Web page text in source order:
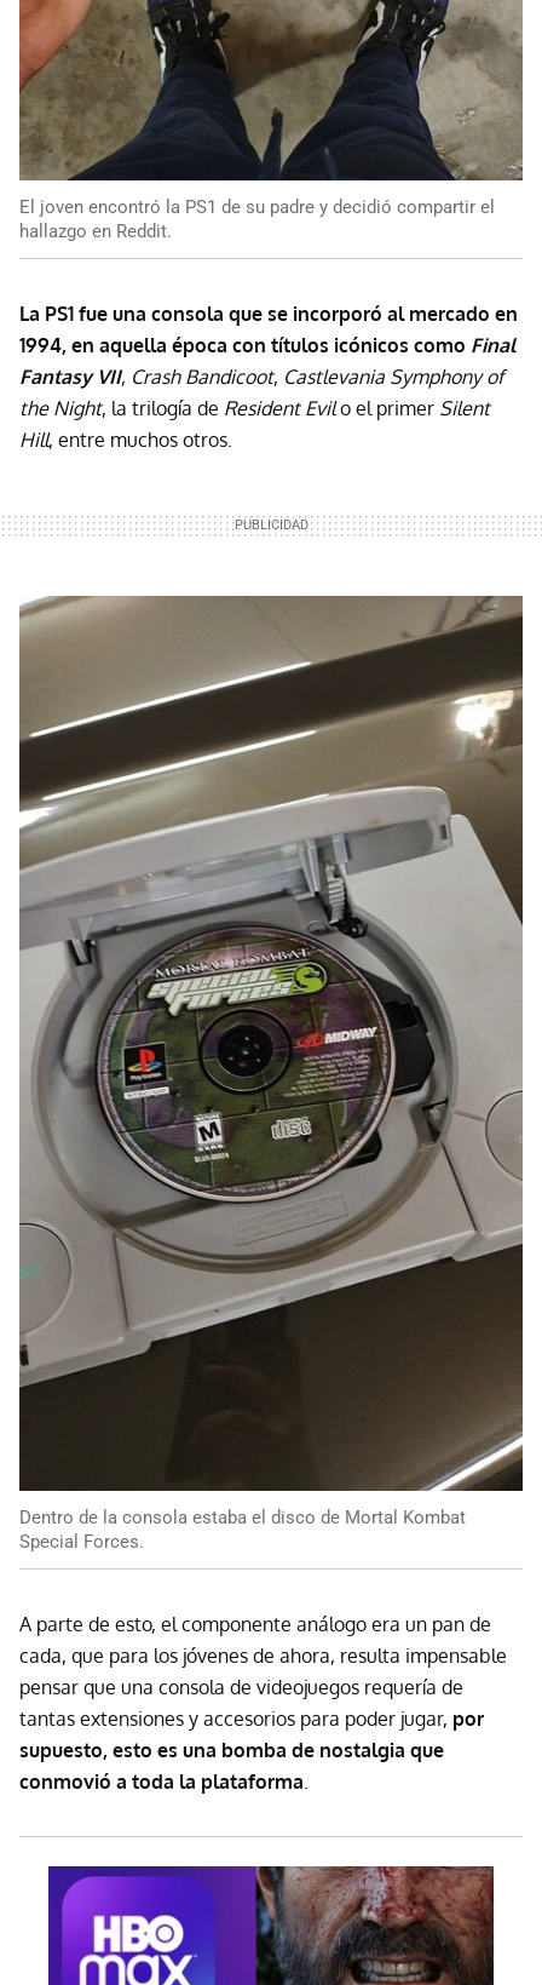
El joven encontró la PS1 de su padre y decidió compartir el
hallazgo en Reddit.
La PS1 fue una consola que se incorporó al mercado en
1994, en aquella época con títulos icónicos como Final
Fantasy VII, Crash Bandicoot, Castlevania Symphony of
the Night, la trilogía de Resident Evilo el primer Silent
Hill, entre muchos otros.
Dentro de la consola estaba el disco de Mortal Kombat
Special Forces.
A parte de esto, el componente análogo era un pan de
cada, que para los jóvenes de ahora, resulta impensable
pensar que una consola de videojuegos requería de
tantas extensiones y accesorios para poder jugar, por
supuesto, esto es una bomba de nostalgia que
conmovió a toda la plataforma.